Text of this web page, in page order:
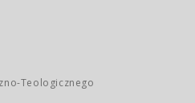
Teologicznego